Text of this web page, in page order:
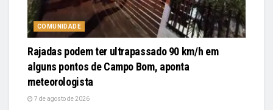
COMUNIDADE
Rajadas podem ter ultrapassado 90 km/h em
alguns pontos de Campo Bom, aponta
meteorologista
7 de agosto de 2026